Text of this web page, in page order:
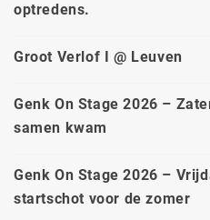
optredens.
Groot Verlof I @ Leuven
Genk On Stage 2026 –
samen kwam
Genk On Stage 2026 –
startschot voor de zomer